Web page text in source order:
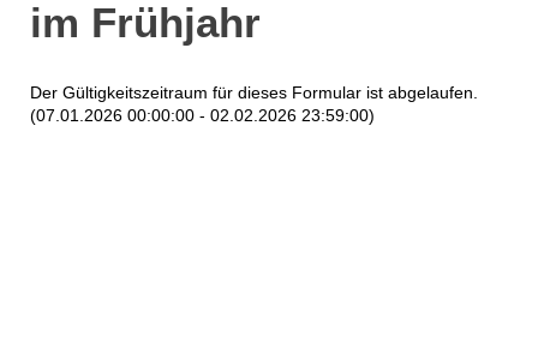
im Frühjahr
Der Gültigkeitszeitraum für dieses Formular ist abgelaufen.
(07.01.2026 00:00:00 - 02.02.2026 23:59:00)